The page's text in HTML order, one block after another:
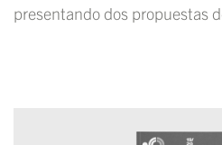
presentando dos propuestas